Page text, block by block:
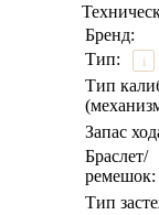
Бренд:
Тип:
i
Тип
Запас
Браслет/
ремешок:
Тип